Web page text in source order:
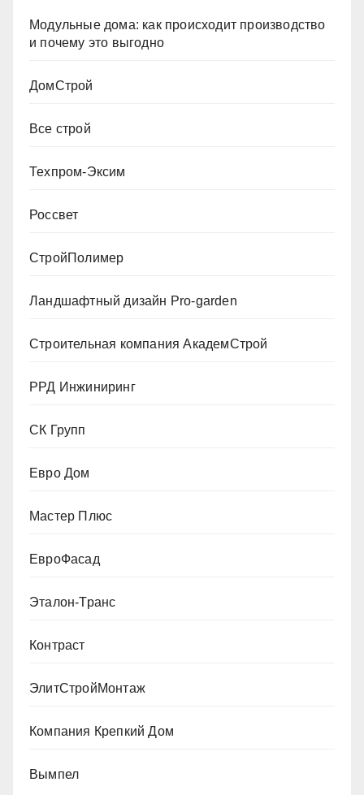
Модульные дома: как происходит производство
и почему это выгодно
ДомСтрой
Все строй
Техпром-Эксим
Россвет
СтройПолимер
Ландшафтный дизайн Pro-garden
Строительная компания АкадемСтрой
РРД Инжиниринг
СК Групп
Евро Дом
Мастер Плюс
ЕвроФасад
Эталон-Транс
Контраст
ЭлитСтройМонтаж
Компания Крепкий Дом
Вымпел